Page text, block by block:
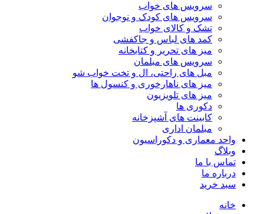
سرویس های خواب
سرویس های کودک و نوجوان
تشک و کالای خواب
کمد های لباس و جاکفشی
میز های تحریر و کتابخانه
سرویس های مبلمان
مبل های راحتی، ال و تخت خواب شو
میز های ناهارخوری و کنسول ها
میز های تلویزیون
دکوری ها
کابینت های آشپزخانه
مبلمان اداری
واحد معماری و دکوراسیون
وبلاگ
تماس با ما
درباره ما
سبد خرید
خانه